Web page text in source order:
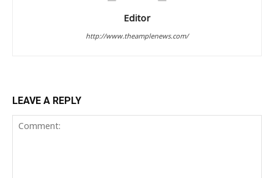
Editor
http://www.theamplenews.com/
LEAVE A REPLY